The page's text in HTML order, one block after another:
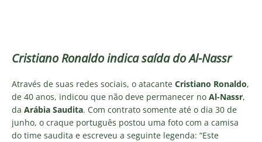
Cristiano Ronaldo indica saída do Al-Nassr
Através de suas redes sociais, o atacante Cristiano Ronaldo,
de 40 anos, indicou que não deve permanecer no Al-Nassr,
da Arábia Saudita. Com contrato somente até o dia 30 de
junho, o craque português postou uma foto com a camisa
do time saudita e escreveu a seguinte legenda: “Este